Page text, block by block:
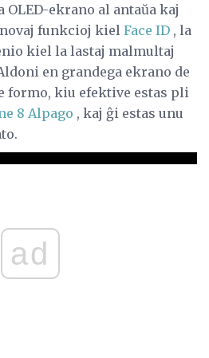
OLED-ekrano al antaŭa kaj
funkcioj kiel Face ID , la
kiel la lastaj malmultaj
en grandega ekrano de
formo, kiu efektive estas pli
8 Alpago , kaj ĝi estas unu
ad